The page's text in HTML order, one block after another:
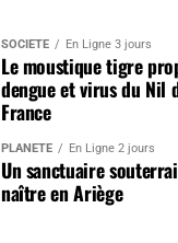
SOCIÉTÉ En Ligne 3 jours
Le moustique tigre
dengue et virus du Nil
France
PLANÈTE En Ligne 2 jours
Un sanctuaire
naître en Ariège